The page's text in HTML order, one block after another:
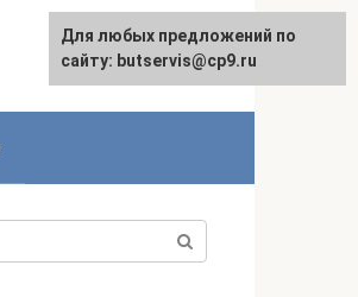
Русский
Для любых предложений по
сайту: butservis@cp9.ru